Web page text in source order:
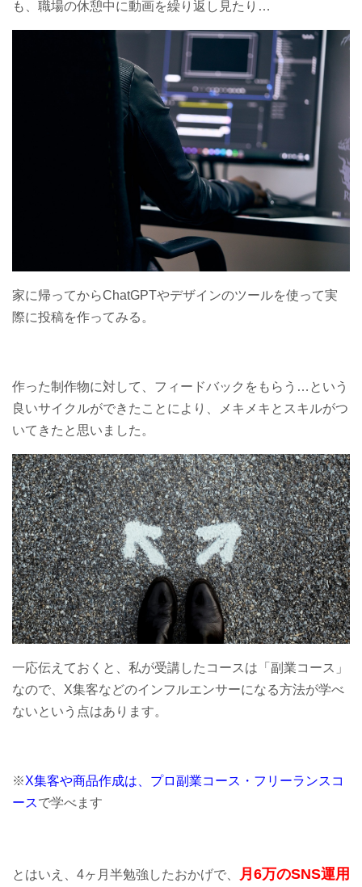
も、職場の休憩中に動画を繰り返し見たり…
家に帰ってからChatGPTやデザインのツールを使って実
際に投稿を作ってみる。
作った制作物に対して、フィードバックをもらう…という
良いサイクルができたことにより、メキメキとスキルがつ
いてきたと思いました。
一応伝えておくと、私が受講したコースは「副業コース」
なので、X集客などのインフルエンサーになる方法が学べ
ないという点はあります。
※X集客や商品作成は、プロ副業コース・フリーランスコ
ースで学べます
とはいえ、4ヶ月半勉強したおかげで、
月6万のSNS運用